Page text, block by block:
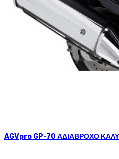
AGVpro GP-70 ΑΔΙΑΒΡΟΧΟ